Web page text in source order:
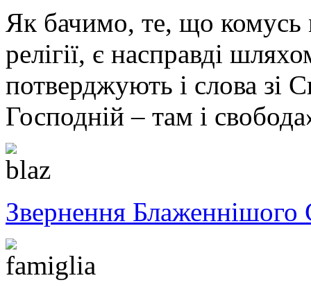
Як бачимо, те, що комусь
релігії, є насправді
потверджують і слова зі
Господній – там і
Звернення Блаженнішого